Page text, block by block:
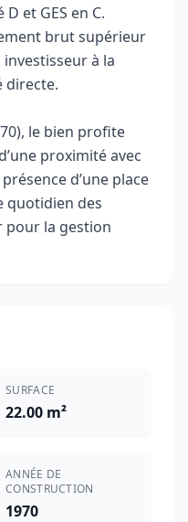
et GES en C.
brut supérieur
à la
directe.
le bien profite
proximité avec
d’une place
quotidien des
pour la gestion
SURFACE
22.00 m²
ANNÉE DE
CONSTRUCTION
1970